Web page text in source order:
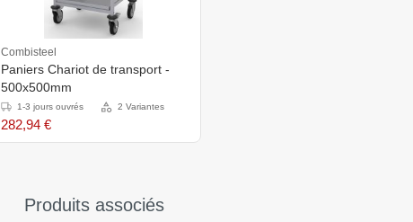
Combisteel
Paniers Chariot de transport -
500x500mm
1-3 jours ouvrés 2 Variantes
282,94 €
Produits associés